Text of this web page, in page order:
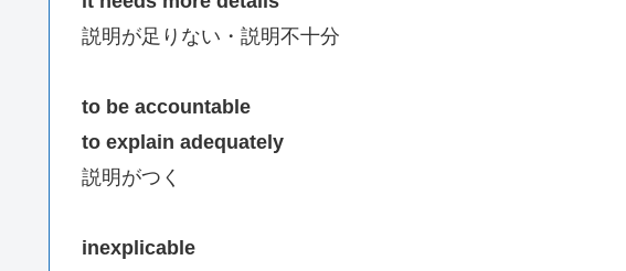
説明が足りない・説明不十分
to be accountable
to explain adequately
説明がつく
inexplicable